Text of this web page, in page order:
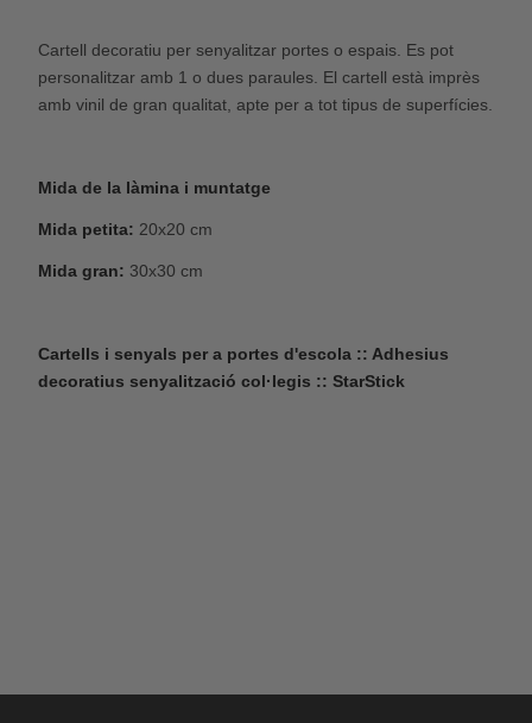
Cartell decoratiu per senyalitzar portes o espais. Es pot
personalitzar amb 1 o dues paraules. El cartell està imprès
amb vinil de gran qualitat, apte per a tot tipus de superfícies.
Mida de la làmina i muntatge
Mida petita: 20x20 cm
Mida gran: 30x30 cm
Cartells i senyals per a portes d'escola :: Adhesius
decoratius senyalització col·legis :: StarStick